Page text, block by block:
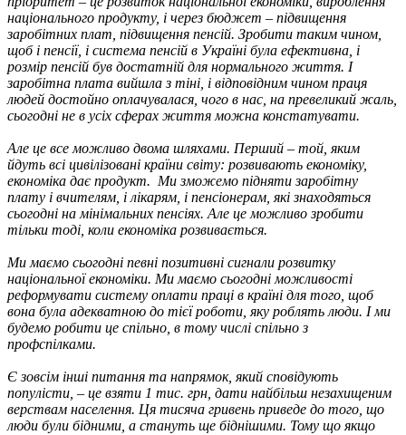
національного продукту, і через бюджет – підвищення
заробітних плат, підвищення пенсій. Зробити таким чином,
щоб і пенсії, і система пенсій в Україні була ефективна, і
розмір пенсій був достатній для нормального життя. І
заробітна плата вийшла з тіні, і відповідним чином праця
людей достойно оплачувалася, чого в нас, на превеликий жаль,
сьогодні не в усіх сферах життя можна констатувати.
Але це все можливо двома шляхами. Перший – той, яким
йдуть всі цивілізовані країни світу: розвивають економіку,
економіка дає продукт. Ми зможемо підняти заробітну
плату і вчителям, і лікарям, і пенсіонерам, які знаходяться
сьогодні на мінімальних пенсіях. Але це можливо зробити
тільки тоді, коли економіка розвивається.
Ми маємо сьогодні певні позитивні сигнали розвитку
національної економіки. Ми маємо сьогодні можливості
реформувати систему оплати праці в країні для того, щоб
вона була адекватною до тієї роботи, яку роблять люди. І ми
будемо робити це спільно, в тому числі спільно з
профспілками.
Є зовсім інші питання та напрямок, який сповідують
популісти, – це взяти 1 тис. грн, дати найбільш незахищеним
верствам населення. Ця тисяча гривень приведе до того, що
люди були бідними, а стануть ще біднішими. Тому що якщо